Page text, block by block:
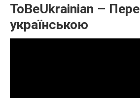
ToBeUkrainian –
українською